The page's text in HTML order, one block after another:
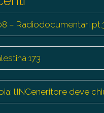
– Radiodocumentari
173
l’INCeneritore deve